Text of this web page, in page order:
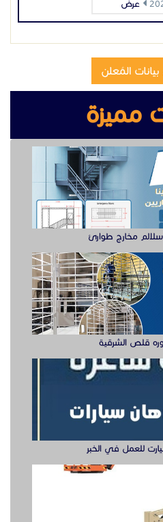
مخارج طوارئ
قلص الشرقية
للعمل في الخبر
سيارات الشرقية